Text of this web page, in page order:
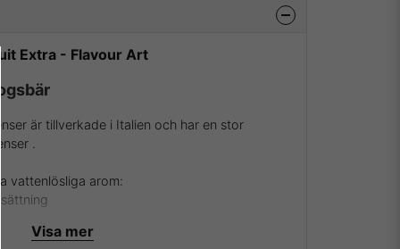
Extra - Flavour Art
är tillverkade i Italien och har en stor
.
vattenlösliga arom:
Visa mer